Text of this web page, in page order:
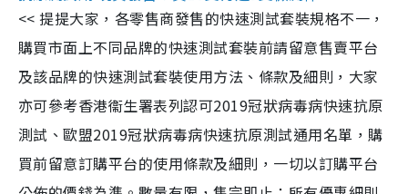
<< 提提大家，各零售商發售的快速測試套裝規格不一，
購買市面上不同品牌的快速測試套裝前請留意售賣平台
及該品牌的快速測試套裝使用方法、條款及細則，大家
亦可參考香港衞生署表列認可2019冠狀病毒病快速抗原
測試、歐盟2019冠狀病毒病快速抗原測試通用名單，購
買前留意訂購平台的使用條款及細則，一切以訂購平台